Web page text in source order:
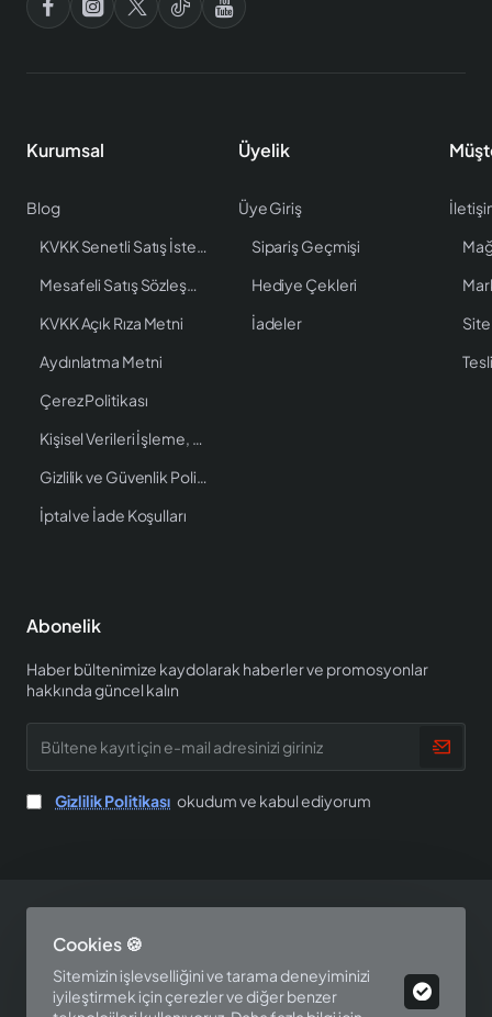
Cookies 🍪
Sitemizin işlevselliğini ve tarama deneyiminizi
iyileştirmek için çerezler ve diğer benzer
Kurumsal
Blog
KVKK Senetli Satış İstenen Bilgiler
Mesafeli Satış Sözleşmesi
KVKK Açık Rıza Metni
Aydınlatma Metni
Çerez Politikası
Kişisel Verileri İşleme, Saklama ve İmha Politikası
Gizlilik ve Güvenlik Politikası
İptal ve İade Koşulları
Üyelik
Üye Giriş
Sipariş Geçmişi
Hediye Çekleri
İadeler
Site
Abonelik
Haber bültenimize kaydolarak haberler ve promosyonlar
hakkında güncel kalın
kayıt
için
e-
mail
Gizlilik Politikası okudum ve kabul ediyorum
Tasarım ve Yazılım Perspektif Teknoloji